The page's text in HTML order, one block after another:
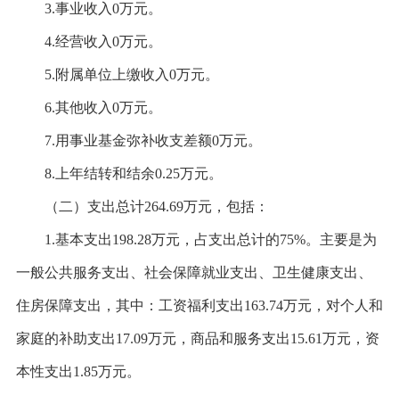
3.事业收入0万元。
4.经营收入0万元。
5.附属单位上缴收入0万元。
6.其他收入0万元。
7.用事业基金弥补收支差额0万元。
8.上年结转和结余0.25万元。
（二）支出总计264.69万元，包括：
1.基本支出198.28万元，占支出总计的75%。主要是为
一般公共服务支出、社会保障就业支出、卫生健康支出、
住房保障支出，其中：工资福利支出163.74万元，对个人和
家庭的补助支出17.09万元，商品和服务支出15.61万元，资
本性支出1.85万元。